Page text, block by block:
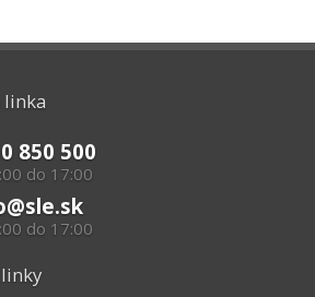
linka
850 500
do 17:00
do 17:00